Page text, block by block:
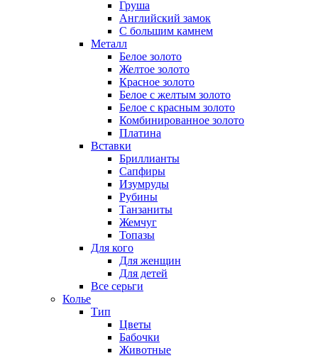
Груша
Английский замок
С большим камнем
Металл
Белое золото
Желтое золото
Красное золото
Белое с желтым золото
Белое с красным золото
Комбинированное золото
Платина
Вставки
Бриллианты
Сапфиры
Изумруды
Рубины
Танзаниты
Жемчуг
Топазы
Для кого
Для женщин
Для детей
Все серьги
Колье
Тип
Цветы
Бабочки
Животные